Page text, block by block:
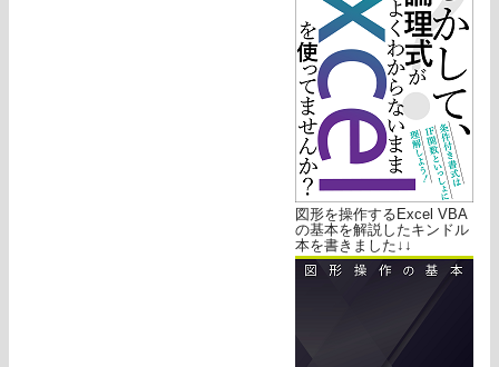
図形を操作するExcel VBA
の基本を解説したキンドル
本を書きました↓↓